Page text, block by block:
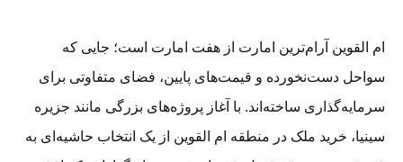
ام القوین آرام‌ترین امارت از هفت امارت است؛ جایی که
سواحل دست‌نخورده و قیمت‌های پایین، فضای متفاوتی برای
سرمایه‌گذاری ساخته‌اند. با آغاز پروژه‌های بزرگی مانند جزیره
سینیا، خرید ملک در منطقه ام القوین از یک انتخاب حاشیه‌ای به